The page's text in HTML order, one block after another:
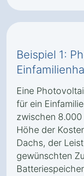
Beispiel 1:
Eine
für ein
zwischen
Höhe der
Dachs, der
gewünschten